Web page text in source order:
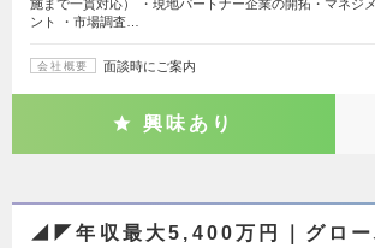
施まで一貫対応） ・現地パートナー企業の開拓・マネジメ
ント ・市場調査…
会社概要 面談時にご案内
興味あり
◢◤年収最大5,400万円｜グロ